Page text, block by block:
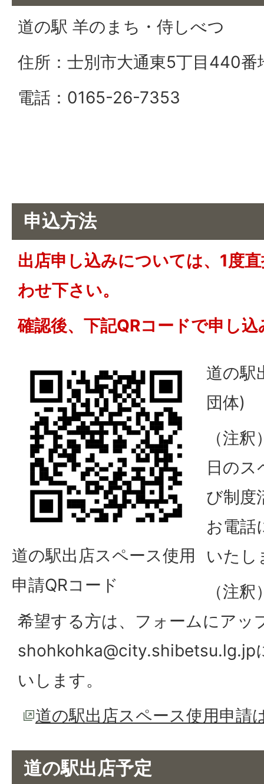
道の駅 羊のまち・侍しべつ
住所：士別市大通東5丁目440番
電話：0165-26-7353
申込方法
出店申し込みについては、1度
わせ下さい。
確認後、下記QRコードで申し
道の駅出店スペース使用
申請QRコード
道の駅
団体)
（注
日のス
び制度
お電話
いたし
（注
希望する方は、フォームにアッ
shohkohka@city.shibetsu.lg.jp
いします。
道の駅出店スペース使用申請
道の駅出店予定